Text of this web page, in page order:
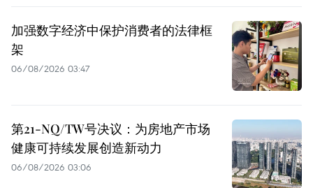
加强数字经济中保护消费者的法律框
架
06/08/2026 03:47
第21-NQ/TW号决议：为房地产市场
健康可持续发展创造新动力
06/08/2026 03:06